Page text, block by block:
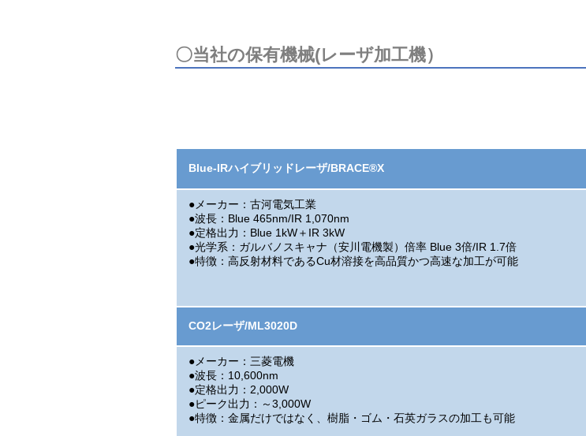
〇当社の保有機械(レーザ加工機）
Blue-IRハイブリッドレーザ/BRACE®X
●メーカー：古河電気工業
●波長：Blue 465nm/IR 1,070nm
●定格出力：Blue 1kW＋IR 3kW
●光学系：ガルバノスキャナ（安川電機製）倍率 Blue 3倍/IR 1.7倍
●特徴：高反射材料であるCu材溶接を高品質かつ高速な加工が可能
CO2レーザ/ML3020D
●メーカー：三菱電機
●波長：10,600nm
●定格出力：2,000W
●ピーク出力：～3,000W
●特徴：金属だけではなく、樹脂・ゴム・石英ガラスの加工も可能